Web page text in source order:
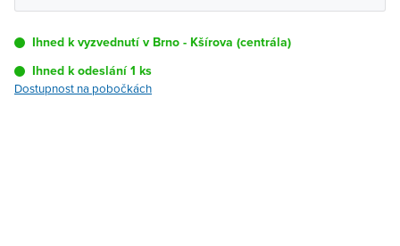
Ihned k vyzvednutí v Brno - Kšírova (centrála)
Ihned k odeslání 1 ks
Dostupnost na pobočkách